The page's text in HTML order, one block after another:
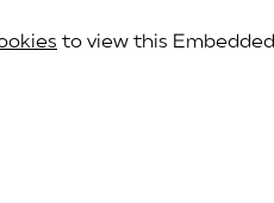
to view this